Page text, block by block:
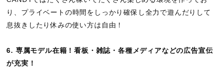
り、プライベートの時間をしっかり確保し全力で遊んだりして
息抜きしたり休みの使い方は自由！
6. 専属モデル在籍！看板・雑誌・各種メディアなどの広告宣伝
が充実！